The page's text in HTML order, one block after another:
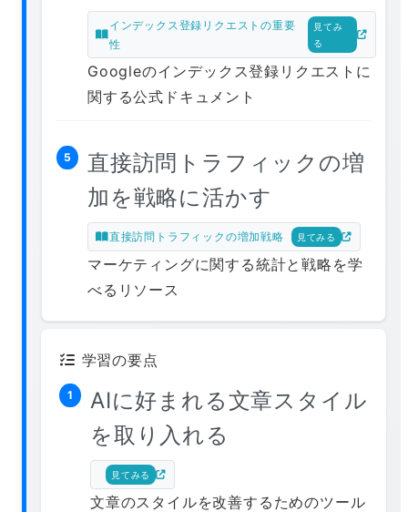
インデックス登録リクエストの重要
性
見てみ
る
Googleのインデックス登録リクエストに
関する公式ドキュメント
5
直接訪問トラフィックの増
加を戦略に活かす
直接訪問トラフィックの増加戦略 見てみる
マーケティングに関する統計と戦略を学
べるリソース
学習の要点
1
AIに好まれる文章スタイル
を取り入れる
見てみる
文章のスタイルを改善するためのツール